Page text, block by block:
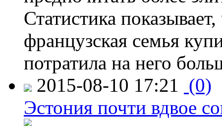
Статистика
французская семья
потратила на него
2015-08-10 17:21 (0)
Эстония почти вдвое